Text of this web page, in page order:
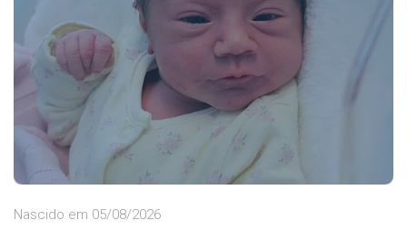
Nascido em 05/08/2026